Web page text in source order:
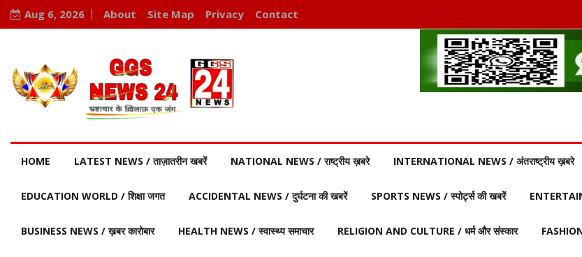
Aug 6, 2026 About Site Map Privacy Contact
HOME LATEST NEWS / ताज़ातरीन खबरें NATIONAL NEWS / राष्ट्रीय ख़बरे INTERNATIONAL NEWS / अंतराष्ट्रीय ख़बरे
EDUCATION WORLD / शिक्षा जगत ACCIDENTAL NEWS / दुर्घटना की खबरें SPORTS NEWS / स्पोर्ट्स की खबरें
BUSINESS NEWS / ख़बर कारोबार HEALTH NEWS / स्वास्थ्य समाचार RELIGION AND CULTURE / धर्म और संस्कार